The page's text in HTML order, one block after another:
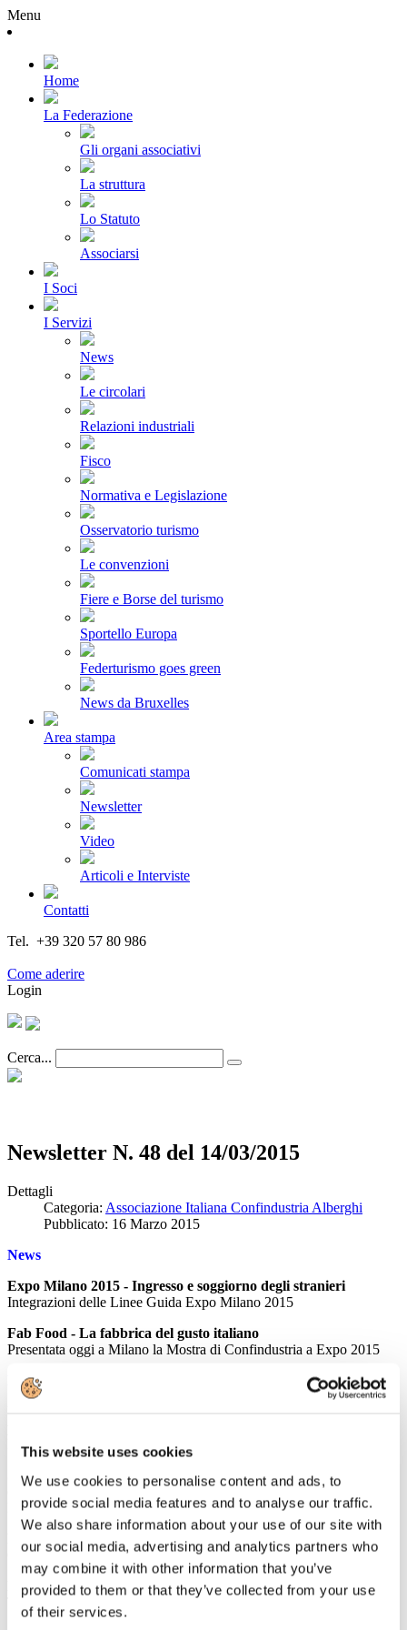
This website uses cookies
We use cookies to personalise content and ads, to
provide social media features and to analyse our traffic.
We also share information about your use of our site with
our social media, advertising and analytics partners who
may combine it with other information that you’ve
provided to them or that they’ve collected from your use
of their services.
Menu
Home
La Federazione
Gli organi associativi
La struttura
Lo Statuto
Associarsi
I Soci
I Servizi
News
Le circolari
Relazioni industriali
Fisco
Normativa e Legislazione
Osservatorio turismo
Le convenzioni
Fiere e Borse del turismo
Sportello Europa
Federturismo goes green
News da Bruxelles
Area stampa
Comunicati stampa
Newsletter
Video
Articoli e Interviste
Contatti
Tel. +39 320 57 80 986
Come aderire
Login
Cerca...
Newsletter N. 48 del 14/03/2015
Dettagli
Categoria: Associazione Italiana Confindustria Alberghi
Pubblicato: 16 Marzo 2015
News
Expo Milano 2015 - Ingresso e soggiorno degli stranieri
Integrazioni delle Linee Guida Expo Milano 2015
Fab Food - La fabbrica del gusto italiano
Presentata oggi a Milano la Mostra di Confindustria a Expo 2015
Rassegna Stampa
EVENT REPORT
Sulla tratta Milano-Roma il treno vince e l'aereo perde: il 54%
del business travel oggi viaggia su rotaia
EVENT REPORT
Pasqua, vendite al palo in agenzia
GUIDA VIAGGI
Il mondo turistico russo premia l'Italia e Milano alla Mitt
TRAVELNOSTOP